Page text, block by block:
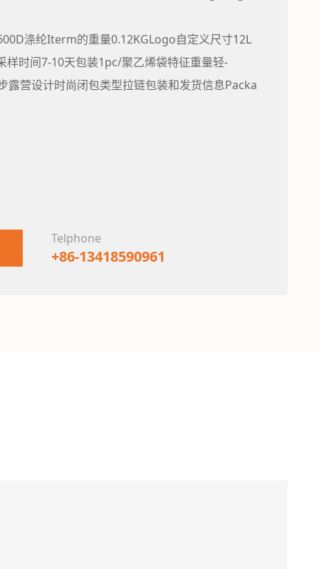
涤纶Iterm的重量0.12KGLogo自定义尺寸12L
样时间7-10天包装1pc/聚乙烯袋特征重量轻-
露营设计时尚闭包类型拉链包装和发货信息Packa
Telphone
+86-13418590961